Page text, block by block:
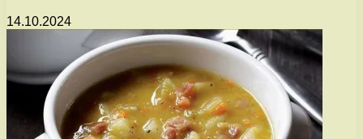
14.10.2024